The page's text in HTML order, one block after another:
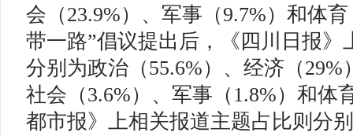
会（23.9%）、军事（9.7%）和体
带一路”倡议提出后，《四川日报》
分别为政治（55.6%）、经济（29%
社会（3.6%）、军事（1.8%）和体
都市报》上相关报道主题占比则分